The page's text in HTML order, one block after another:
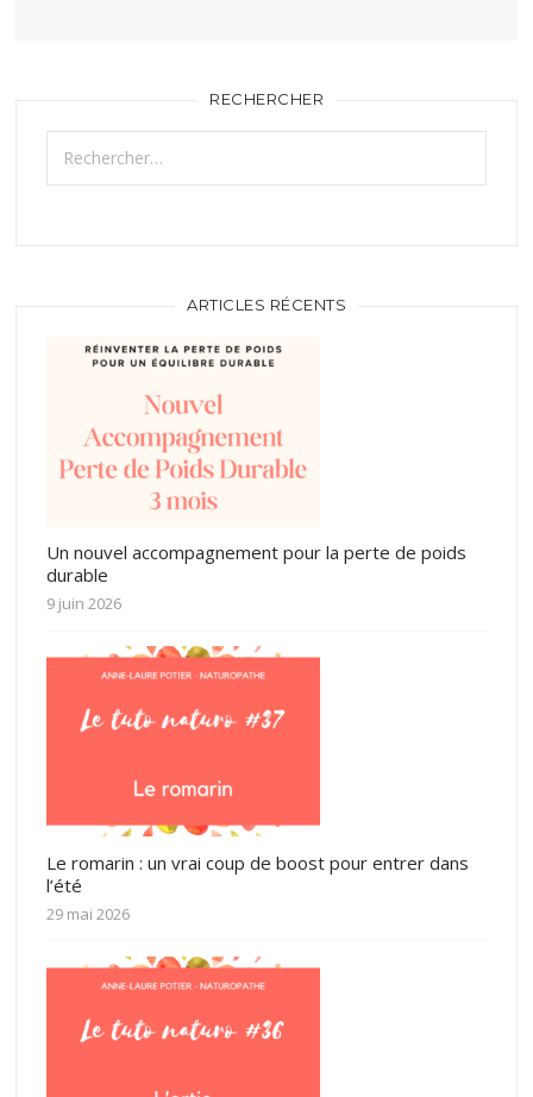
RECHERCHER
Rechercher :
ARTICLES RÉCENTS
Un nouvel accompagnement pour la perte de poids
durable
9 juin 2026
Le romarin : un vrai coup de boost pour entrer dans
l’été
29 mai 2026